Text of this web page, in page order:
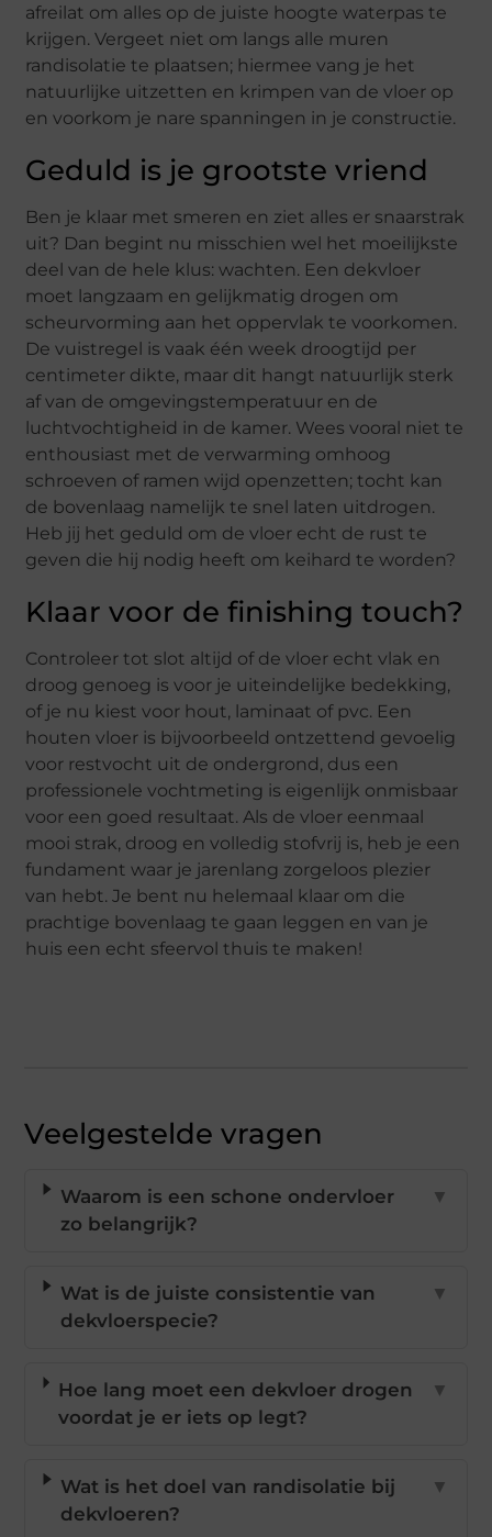
afreilat om alles op de juiste hoogte waterpas te
krijgen. Vergeet niet om langs alle muren
randisolatie te plaatsen; hiermee vang je het
natuurlijke uitzetten en krimpen van de vloer op
en voorkom je nare spanningen in je constructie.
Geduld is je grootste vriend
Ben je klaar met smeren en ziet alles er snaarstrak
uit? Dan begint nu misschien wel het moeilijkste
deel van de hele klus: wachten. Een dekvloer
moet langzaam en gelijkmatig drogen om
scheurvorming aan het oppervlak te voorkomen.
De vuistregel is vaak één week droogtijd per
centimeter dikte, maar dit hangt natuurlijk sterk
af van de omgevingstemperatuur en de
luchtvochtigheid in de kamer. Wees vooral niet te
enthousiast met de verwarming omhoog
schroeven of ramen wijd openzetten; tocht kan
de bovenlaag namelijk te snel laten uitdrogen.
Heb jij het geduld om de vloer echt de rust te
geven die hij nodig heeft om keihard te worden?
Klaar voor de finishing touch?
Controleer tot slot altijd of de vloer echt vlak en
droog genoeg is voor je uiteindelijke bedekking,
of je nu kiest voor hout, laminaat of pvc. Een
houten vloer is bijvoorbeeld ontzettend gevoelig
voor restvocht uit de ondergrond, dus een
professionele vochtmeting is eigenlijk onmisbaar
voor een goed resultaat. Als de vloer eenmaal
mooi strak, droog en volledig stofvrij is, heb je een
fundament waar je jarenlang zorgeloos plezier
van hebt. Je bent nu helemaal klaar om die
prachtige bovenlaag te gaan leggen en van je
huis een echt sfeervol thuis te maken!
Veelgestelde vragen
Waarom is een schone ondervloer
zo belangrijk?
▼
Wat is de juiste consistentie van
dekvloerspecie?
▼
Hoe lang moet een dekvloer drogen
voordat je er iets op legt?
▼
Wat is het doel van randisolatie bij
dekvloeren?
▼